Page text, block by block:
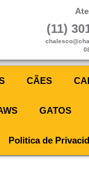
(11)
CÃES
GATOS
Politica de